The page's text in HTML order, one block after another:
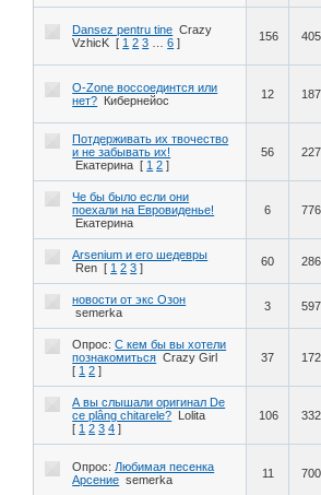
Dansez pentru tine Crazy
VzhicK [ 1 2 3 6 ] 156
O-Zone воссоединтся или
нет?
Кибернейос 12
Потдерживать их твочество
и не забывать их!
Екатерина [ 1 2 ]
56
Че бы было если они
поехали на Евровиденье!
Екатерина
6 776
Arsenium и его шедевры
Ren [ 1 2 3 ] 60
новости от экс Озон
semerka
3 597
Опрос: С кем бы вы хотели
познакомиться Crazy Girl
[ 1 2 ]
37
А вы слышали оригинал De
ce plâng chitarele?
Lolita
[ 1 2 3 4 ]
106
Опрос: Любимая песенка
Арсение semerka 11 700